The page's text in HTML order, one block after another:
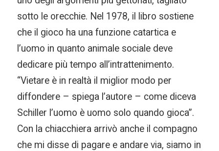
sotto le orecchie. Nel 1978, il libro sostiene
che il gioco ha una funzione catartica e
l’uomo in quanto animale sociale deve
dedicare più tempo all’intrattenimento.
“Vietare è in realtà il miglior modo per
diffondere – spiega l’autore – come diceva
Schiller l’uomo è uomo solo quando gioca”.
Con la chiacchiera arrivò anche il compagno
che mi disse di pagare e andare via, siamo in